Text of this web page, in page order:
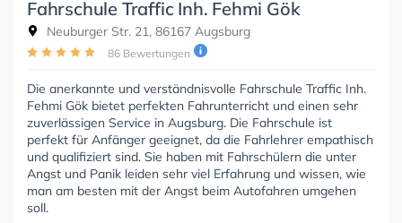
Fahrschule Traffic Inh. Fehmi Gök
Neuburger Str. 21, 86167 Augsburg
86 Bewertungen
Die anerkannte und verständnisvolle Fahrschule Traffic Inh.
Fehmi Gök bietet perfekten Fahrunterricht und einen sehr
zuverlässigen Service in Augsburg. Die Fahrschule ist
perfekt für Anfänger geeignet, da die Fahrlehrer empathisch
und qualifiziert sind. Sie haben mit Fahrschülern die unter
Angst und Panik leiden sehr viel Erfahrung und wissen, wie
man am besten mit der Angst beim Autofahren umgehen
soll.